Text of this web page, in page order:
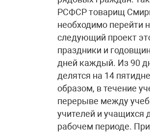
РСФСР товарищ
необходимо перейти
следующий проект
праздники и
дней каждый. Из 90
делятся на 14
образом, в течение
перерыве между
учителей и учащихся
рабочем периоде.